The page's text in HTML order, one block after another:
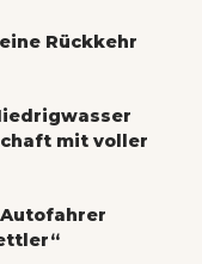
Rückkehr
mit voller